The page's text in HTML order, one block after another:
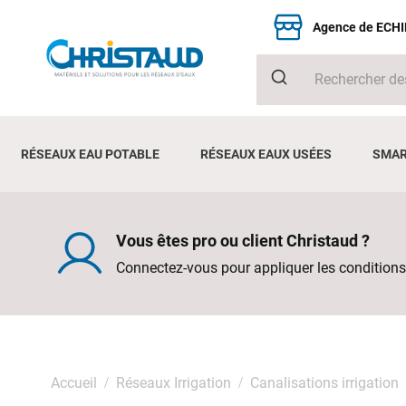
Agence de
RÉSEAUX EAU POTABLE RÉSEAUX EAUX USÉES
Vous êtes pro ou client Christaud ?
Connectez-vous pour appliquer les
Accueil Réseaux Irrigation Canalisations irrigation